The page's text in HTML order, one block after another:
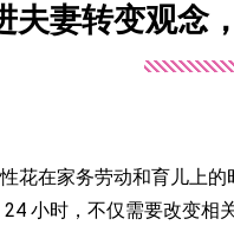
夫妻转变观念
在家务劳动和育儿上的
小时，不仅需要改变